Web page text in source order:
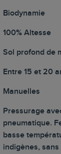
Biodynamie
100% Altesse
Sol profond de
Entre 15 et 20
Manuelles
Pressurage
pneumatique.
basse
indigènes,